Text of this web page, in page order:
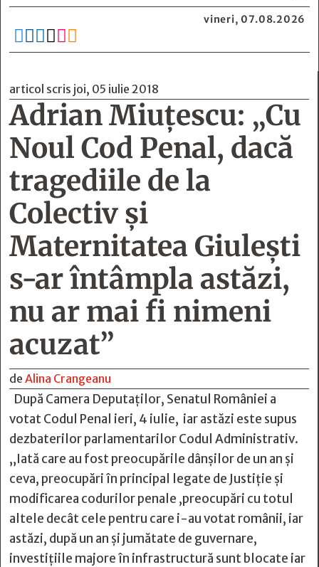
vineri, 07.08.2026
     
articol scris joi, 05 iulie 2018
Adrian Miuțescu: „Cu
Noul Cod Penal, dacă
tragediile de la
Colectiv și
Maternitatea Giulești
s-ar întâmpla astăzi,
nu ar mai fi nimeni
acuzat”
de Alina Crangeanu
După Camera Deputaților, Senatul României a
votat Codul Penal ieri, 4 iulie, iar astăzi este supus
dezbaterilor parlamentarilor Codul Administrativ.
„Iată care au fost preocupările dânșilor de un an și
ceva, preocupări în principal legate de Justiție și
modificarea codurilor penale ,preocupări cu totul
altele decât cele pentru care i-au votat românii, iar
astăzi, după un an și jumătate de guvernare,
investițiile majore în infrastructură sunt blocate iar